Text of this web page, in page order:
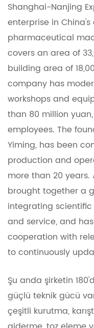
Shanghai-Nanjing
enterprise in
pharmaceutical
covers an area of
building area of
company has
workshops and
than 80 million
employees. The
Yiming, has been
production and
more than 20
brought together a
integrating
and service, and
cooperation with
to continuously
Şu anda şirketin
güçlü teknik gücü
çeşitli kurutma,